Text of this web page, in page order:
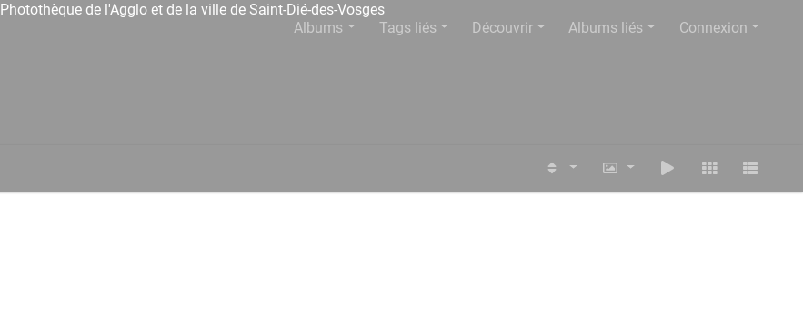
Albums Tags liés Découvrir Albums liés Connexion
Photothèque de l'Agglo et de la ville de Saint-Dié-des-Vosges